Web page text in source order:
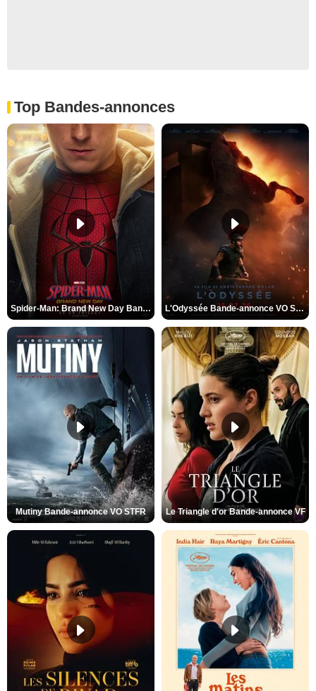
Top Bandes-annonces
Spider-Man: Brand New Day Bande-annonce VO STFR L'Odyssée Bande-annonce VO STFR
Mutiny Bande-annonce VO STFR Le Triangle d'or Bande-annonce VF